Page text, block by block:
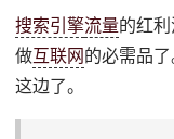
搜索引擎流量的红
做互联网 的必需品
这边了。